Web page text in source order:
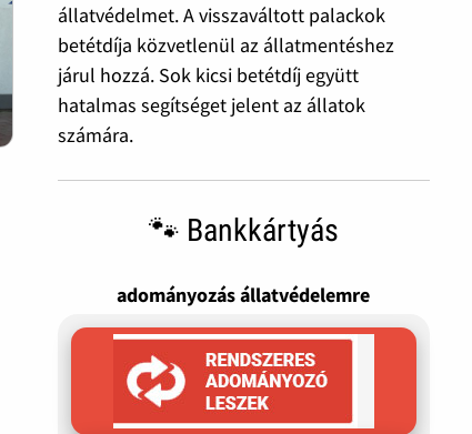
állatvédelmet. A visszaváltott palackok
betétdíja közvetlenül az állatmentéshez
járul hozzá. Sok kicsi betétdíj együtt
hatalmas segítséget jelent az állatok
számára.
🐾 Bankkártyás
adományozás állatvédelemre